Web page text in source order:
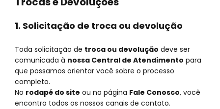
1. Solicitação de troca ou devolução
Toda solicitação de troca ou devolução deve ser
comunicada à nossa Central de Atendimento para
que possamos orientar você sobre o processo
completo.
No rodapé do site ou na página Fale Conosco, você
encontra todos os nossos canais de contato.